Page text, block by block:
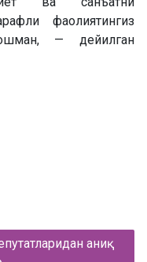
фаолиятингиз
— дейилган
аниқ